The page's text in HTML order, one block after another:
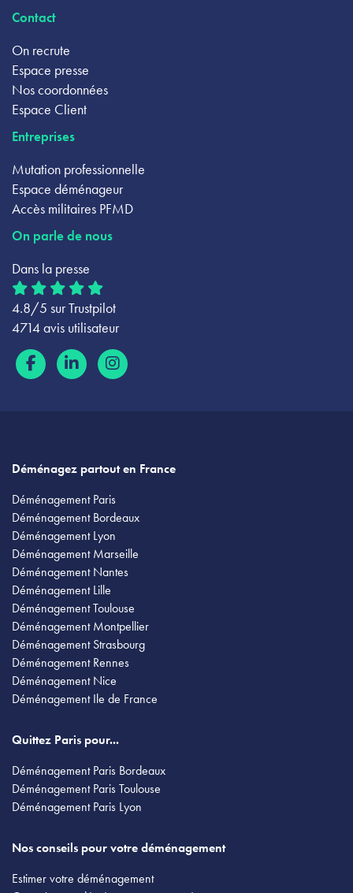
Contact
On recrute
Espace presse
Nos coordonnées
Espace Client
Entreprises
Mutation professionnelle
Espace déménageur
Accès militaires PFMD
On parle de nous
Dans la presse
4.8/5 sur Trustpilot
4714 avis utilisateur
Déménagez partout en France
Déménagement Paris
Déménagement Bordeaux
Déménagement Lyon
Déménagement Marseille
Déménagement Nantes
Déménagement Lille
Déménagement Toulouse
Déménagement Montpellier
Déménagement Strasbourg
Déménagement Rennes
Déménagement Nice
Déménagement Ile de France
Quittez Paris pour...
Déménagement Paris Bordeaux
Déménagement Paris Toulouse
Déménagement Paris Lyon
Nos conseils pour votre déménagement
Estimer votre déménagement